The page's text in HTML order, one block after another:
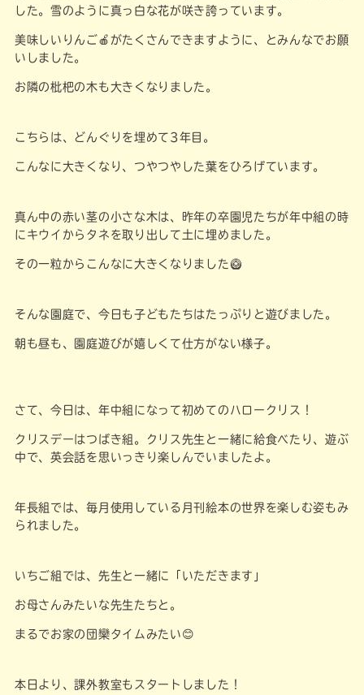
した。雪のように真っ白な花が咲き誇っています。
美味しいりんご🍎がたくさんできますように、とみんなでお願
いしました。
お隣の枇杷の木も大きくなりました。
こちらは、どんぐりを埋めて3年目。
こんなに大きくなり、つやつやした葉をひろげています。
真ん中の赤い茎の小さな木は、昨年の卒園児たちが年中組の時
にキウイからタネを取り出して土に埋めました。
その一粒からこんなに大きくなりました🥝
そんな園庭で、今日も子どもたちはたっぷりと遊びました。
朝も昼も、園庭遊びが嬉しくて仕方がない様子。
さて、今日は、年中組になって初めてのハロークリス！
クリスデーはつばき組。クリス先生と一緒に給食べたり、遊ぶ
中で、英会話を思いっきり楽しんでいましたよ。
年長組では、毎月使用している月刊絵本の世界を楽しむ姿もみ
られました。
いちご組では、先生と一緒に「いただきます」
お母さんみたいな先生たちと。
まるでお家の団欒タイムみたい😊
本日より、課外教室もスタートしました！